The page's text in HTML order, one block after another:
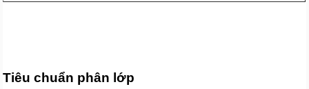
Tiêu chuẩn phân lớp